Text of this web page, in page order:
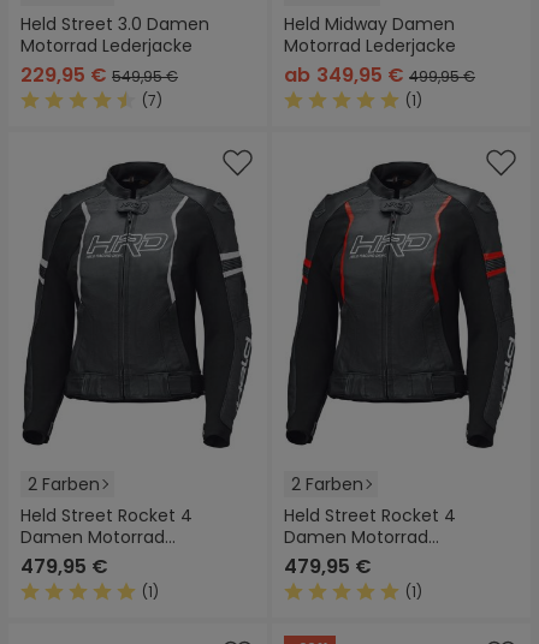
Held Street 3.0 Damen
Motorrad Lederjacke
229,95 € 549,95 €
(7)
Held Midway Damen
Motorrad Lederjacke
ab 349,95 € 499,95 €
(1)
2 Farben
Held Street Rocket 4
Damen Motorrad
Lederjacke
479,95 €
(1)
2 Farben
Held Street Rocket 4
Damen Motorrad
Lederjacke
479,95 €
(1)